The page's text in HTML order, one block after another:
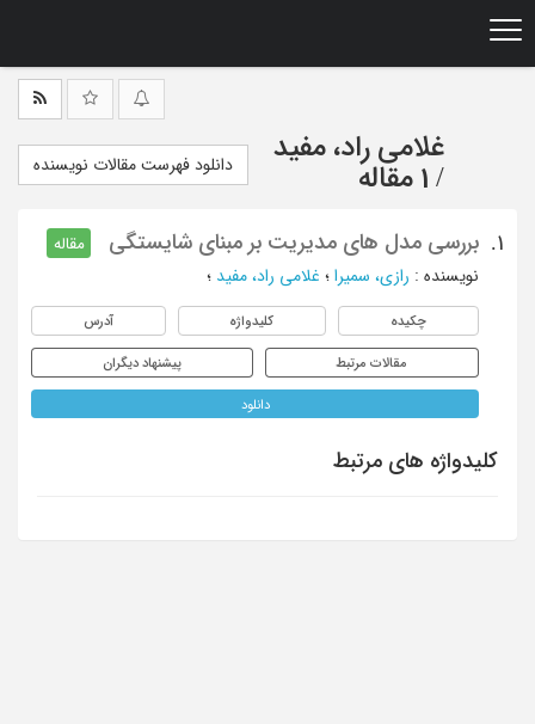
غلامی راد، مفید
/ 1 مقاله دانلود فهرست مقالات نویسنده
1. بررسی مدل های مدیریت بر مبنای شایستگی
مقاله
نویسنده : رازی، سمیرا ؛ غلامی راد، مفید ؛
چکیده کلیدواژه آدرس
مقالات مرتبط پیشنهاد دیگران
دانلود
کلیدواژه های مرتبط